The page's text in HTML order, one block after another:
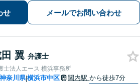
ーの顧問経験豊富」土地・建物の明渡
しや賃料回収など幅広くサポート【夜
間・休日面談可】【電話相談対応】
せ メールでお問い合わせ
翼 弁護士
士法人エース 横浜事務所
神奈川県|横浜市中区 関内駅 から徒歩7分